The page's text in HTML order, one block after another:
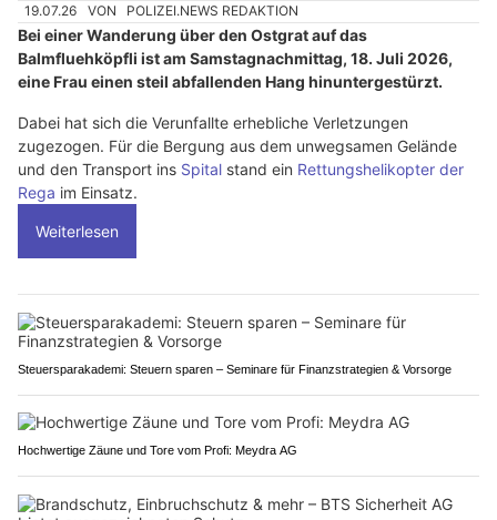
19.07.26 VON POLIZEI.NEWS REDAKTION
Bei einer Wanderung über den Ostgrat auf das
Balmfluehköpfli ist am Samstagnachmittag, 18. Juli 2026,
eine Frau einen steil abfallenden Hang hinuntergestürzt.
Dabei hat sich die Verunfallte erhebliche Verletzungen
zugezogen. Für die Bergung aus dem unwegsamen Gelände
und den Transport ins Spital stand ein Rettungshelikopter der
Rega im Einsatz.
Weiterlesen
Steuersparakademi: Steuern sparen – Seminare für Finanzstrategien & Vorsorge
Hochwertige Zäune und Tore vom Profi: Meydra AG